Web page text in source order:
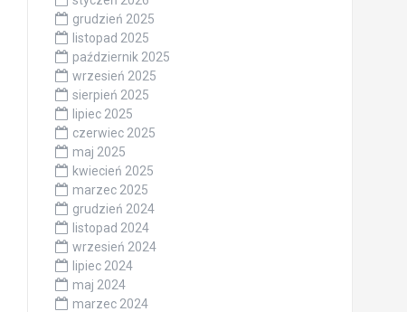
grudzień 2025
listopad 2025
październik 2025
wrzesień 2025
sierpień 2025
lipiec 2025
czerwiec 2025
maj 2025
kwiecień 2025
marzec 2025
grudzień 2024
listopad 2024
wrzesień 2024
lipiec 2024
maj 2024
marzec 2024